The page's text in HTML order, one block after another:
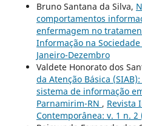
Bruno Santana da Silva,
comportamentos
enfermagem no
Informação na
Janeiro-Dezembro
Valdete Honorato dos
da Atenção Básica
sistema de informação
Parnamirim-RN , Revista
Contemporânea: v. 1 n. 2